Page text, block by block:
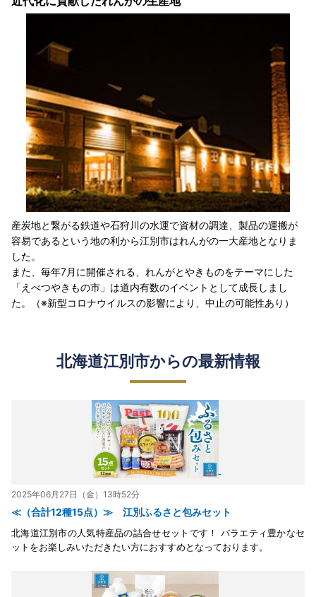
産炭地と繋がる鉄道や石狩川の水運で資材の調達、製品の運搬が
容易であるという地の利から江別市はれんがの一大産地となりま
した。
また、毎年7月に開催される、れんがとやきものをテーマにした
「えべつやきもの市」は道内有数のイベントとして成長しまし
た。（※新型コロナウイルスの影響により、中止の可能性あり）
北海道江別市からの最新情報
2025年06月27日（金）13時52分
≪（合計12種15点）≫ 江別ふるさと包みセット
北海道江別市の人気特産品の詰合せセットです！ バラエティ豊かなセ
ットをお楽しみいただきたい方におすすめとなっております。